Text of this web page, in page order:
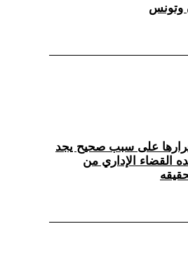
قرارها على سبب صحیح یجد
القضاء الإداري من